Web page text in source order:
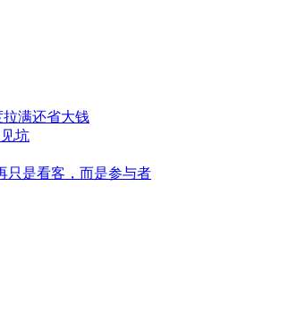
满还省大钱
坑
只是看客，而是参与者